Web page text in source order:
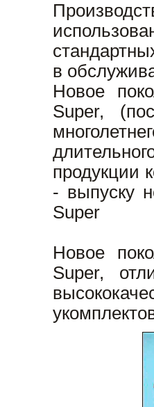
в
Новое
Super,
продукции
- выпуску
Super
Новое
Super,